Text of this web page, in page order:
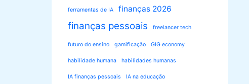
ferramentas de IA finanças 2026
finanças pessoais freelancer tech
futuro do ensino gamificação GIG economy
habilidade humana habilidades humanas
IA finanças pessoais IA na educação